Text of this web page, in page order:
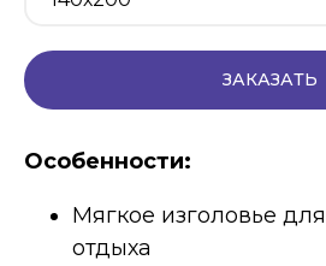
ЗАКАЗАТЬ
Особенности:
Мягкое изголовье
отдыха